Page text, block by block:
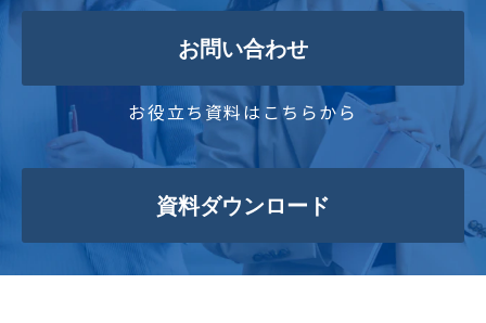
お問い合わせ
お役立ち資料はこちらから
資料ダウンロード